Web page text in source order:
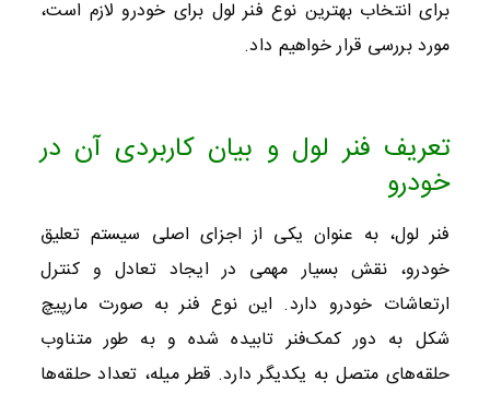
برای انتخاب بهترین نوع فنر لول برای خودرو لازم است،
مورد بررسی قرار خواهیم داد.
تعریف فنر لول و بیان کاربردی آن در
خودرو
فنر لول، به عنوان یکی از اجزای اصلی سیستم تعلیق
خودرو، نقش بسیار مهمی در ایجاد تعادل و کنترل
ارتعاشات خودرو دارد. این نوع فنر به صورت مارپیچ
شکل به دور کمک‌فنر تابیده شده و به طور متناوب
حلقه‌های متصل به یکدیگر دارد. قطر میله، تعداد حلقه‌ها